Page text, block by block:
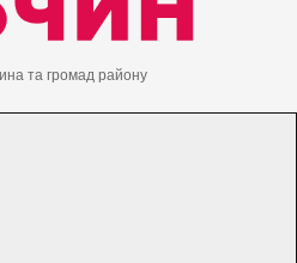
та громад району